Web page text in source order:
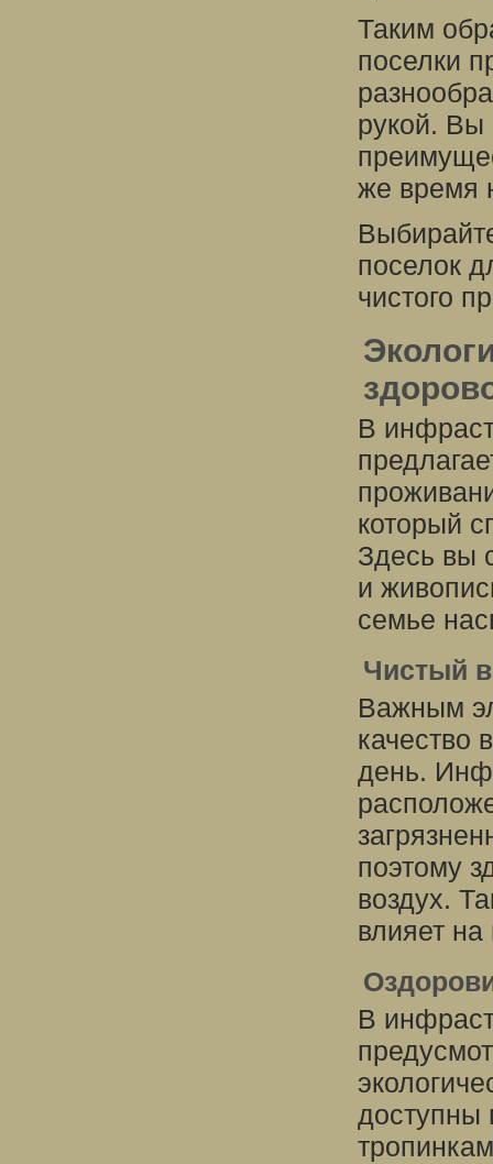
Таким
поселки
рукой. Вы
же время
поселок
чистого
В
который
Здесь вы
и
семье
Чистый
Важным
качество
день.
поэтому
воздух.
влияет
В
доступны